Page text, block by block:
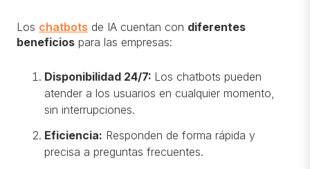
Los chatbots de IA cuentan con diferentes
beneficios para las empresas:
Disponibilidad 24/7: Los chatbots pueden
atender a los usuarios en cualquier momento,
sin interrupciones.
Eficiencia: Responden de forma rápida y
precisa a preguntas frecuentes.